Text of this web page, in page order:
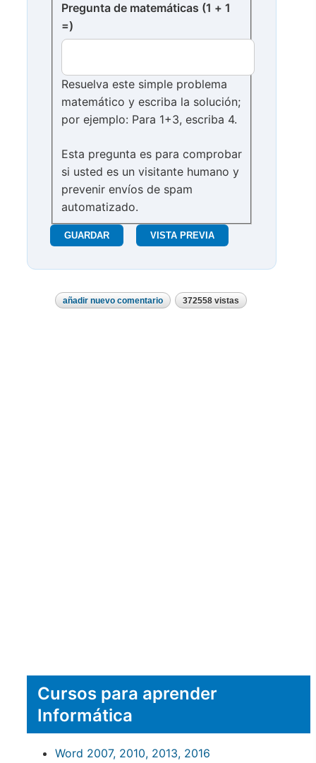
Pregunta de matemáticas (1 + 1
=)
Resuelva este simple problema
matemático y escriba la solución;
por ejemplo: Para 1+3, escriba 4.
Esta pregunta es para comprobar
si usted es un visitante humano y
prevenir envíos de spam
automatizado.
añadir nuevo comentario 372558 vistas
Cursos para aprender
Informática
Word 2007, 2010, 2013, 2016